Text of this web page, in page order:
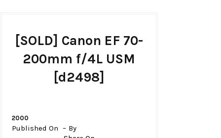
[SOLD] Canon EF 70-
200mm f/4L USM
[d2498]
2000
Published On By